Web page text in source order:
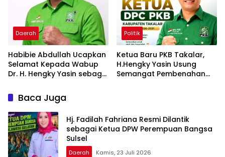
Daerah
Habibie Abdullah Ucapkan
Selamat Kepada Wabup
Dr. H. Hengky Yasin sebagai
Takalar Periode 2026–2031
Politik
Ketua Baru PKB Takalar,
H.Hengky Yasin Usung
Semangat Pembenahan
Baca Juga
Hj. Fadilah Fahriana Resmi Dilantik
sebagai Ketua DPW Perempuan Bangsa
Sulsel
Daerah Kamis, 23 Juli 2026